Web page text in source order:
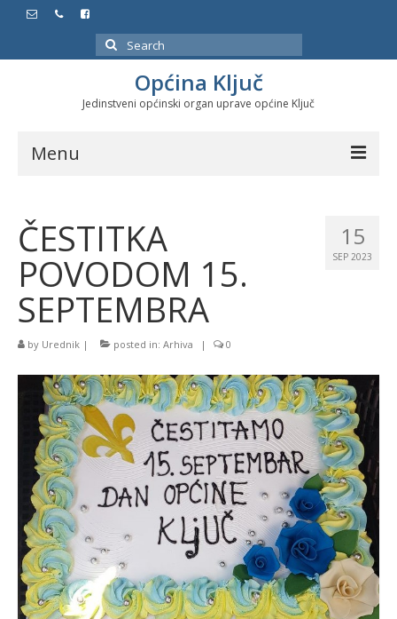
Search
for:
Općina Ključ
Jedinstveni općinski organ uprave općine Ključ
Menu
Službeni glasnici
Javne nabavke
Značajni datumi i manifestacije
Program energetske efikasnosti u stambenom
15
SEP 2023
ČESTITKA
POVODOM 15.
SEPTEMBRA
by Urednik | posted in: Arhiva | 0